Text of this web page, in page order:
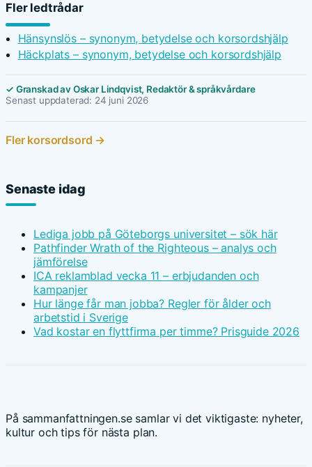
Fler ledtrådar
Hänsynslös – synonym, betydelse och korsordshjälp
Häckplats – synonym, betydelse och korsordshjälp
✓ Granskad av Oskar Lindqvist, Redaktör & språkvårdare
Senast uppdaterad: 24 juni 2026
Fler korsordsord →
Senaste idag
Lediga jobb på Göteborgs universitet – sök här
Pathfinder Wrath of the Righteous – analys och
jämförelse
ICA reklamblad vecka 11 – erbjudanden och
kampanjer
Hur länge får man jobba? Regler för ålder och
arbetstid i Sverige
Vad kostar en flyttfirma per timme? Prisguide 2026
På sammanfattningen.se samlar vi det viktigaste: nyheter,
kultur och tips för nästa plan.